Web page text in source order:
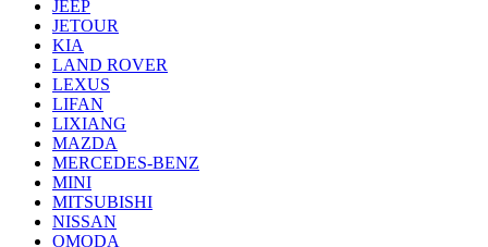
JEEP
JETOUR
KIA
LAND ROVER
LEXUS
LIFAN
LIXIANG
MAZDA
MERCEDES-BENZ
MINI
MITSUBISHI
NISSAN
OMODA